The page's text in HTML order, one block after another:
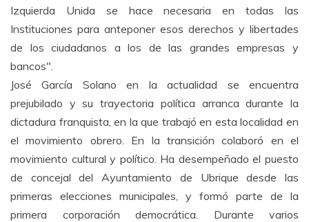
Izquierda Unida se hace necesaria en todas las
Instituciones para anteponer esos derechos y libertades
de los ciudadanos a los de las grandes empresas y
bancos".
José García Solano en la actualidad se encuentra
prejubilado y su trayectoria política arranca durante la
dictadura franquista, en la que trabajó en esta localidad en
el movimiento obrero. En la transición colaboró en el
movimiento cultural y político. Ha desempeñado el puesto
de concejal del Ayuntamiento de Ubrique desde las
primeras elecciones municipales, y formó parte de la
primera corporación democrática. Durante varios